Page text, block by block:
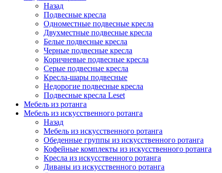
Назад
Подвесные кресла
Одноместные подвесные кресла
Двухместные подвесные кресла
Белые подвесные кресла
Черные подвесные кресла
Коричневые подвесные кресла
Серые подвесные кресла
Кресла-шары подвесные
Недорогие подвесные кресла
Подвесные кресла Leset
Мебель из ротанга
Мебель из искусственного ротанга
Назад
Мебель из искусственного ротанга
Обеденные группы из искусственного ротанга
Кофейные комплекты из искусственного ротанга
Кресла из искусственного ротанга
Диваны из искусственного ротанга